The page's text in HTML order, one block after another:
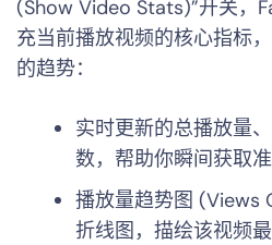
(Show Video Stats)”开关，
充当前播放视频的核心指标
的趋势：
实时更新的总播放量
数，帮助你瞬间获取
播放量趋势图 (Views
折线图，描绘该视频